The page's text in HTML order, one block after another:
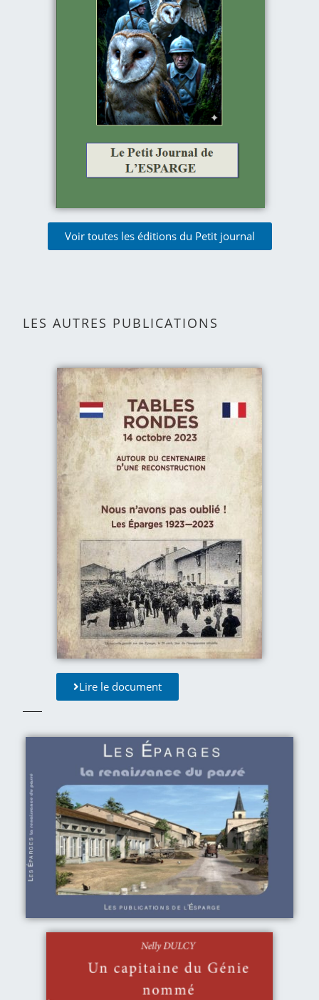
Voir toutes les éditions du Petit journal
LES AUTRES PUBLICATIONS
Lire le document